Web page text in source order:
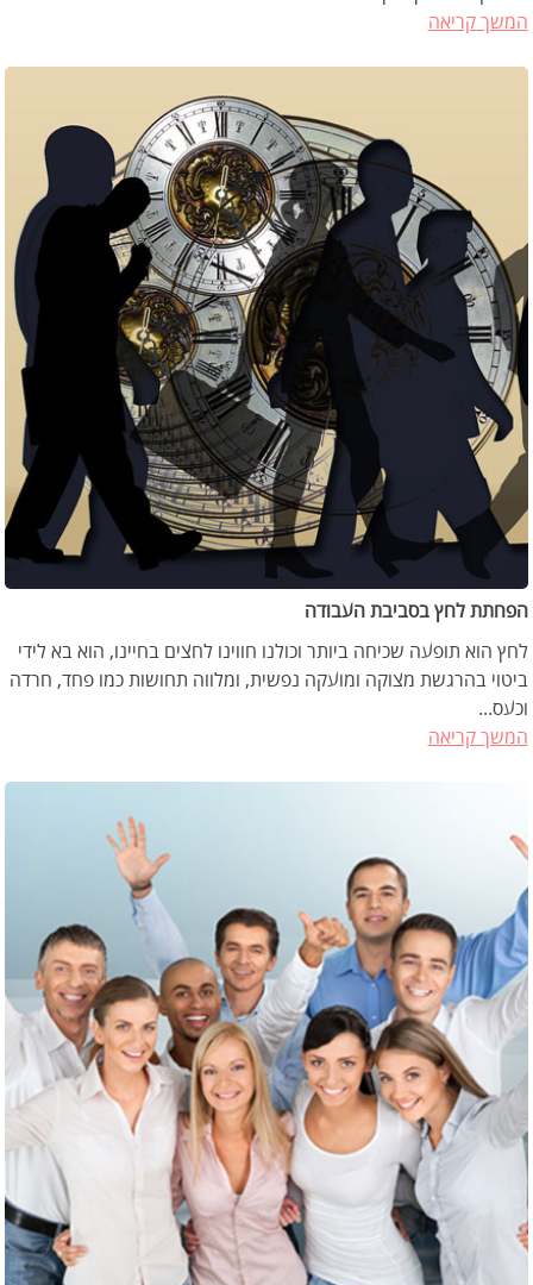
המשך קריאה
הפחתת לחץ בסביבת העבודה
לחץ הוא תופעה שכיחה ביותר וכולנו חווינו לחצים בחיינו, הוא בא לידי
ביטוי בהרגשת מצוקה ומועקה נפשית, ומלווה תחושות כמו פחד, חרדה
וכעס...
המשך קריאה